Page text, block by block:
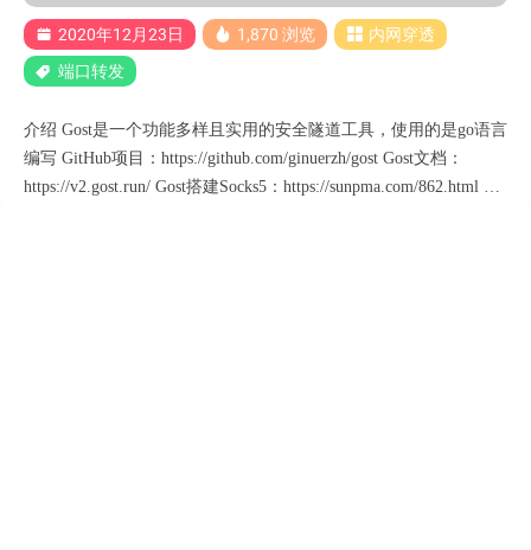
用Zerotier，才能更好的进行下一步。 1.服务器上安装 zerotier-one
方法一 更简单 curl -s https://install.zerotier.com | sudo ba....
2020年12月23日 1,870 浏览 内网穿透
端口转发
介绍 Gost是一个功能多样且实用的安全隧道工具，使用的是go语言
编写 GitHub项目：https://github.com/ginuerzh/gost Gost文档：
https://v2.gost.run/ Gost搭建Socks5：https://sunpma.com/862.html 特